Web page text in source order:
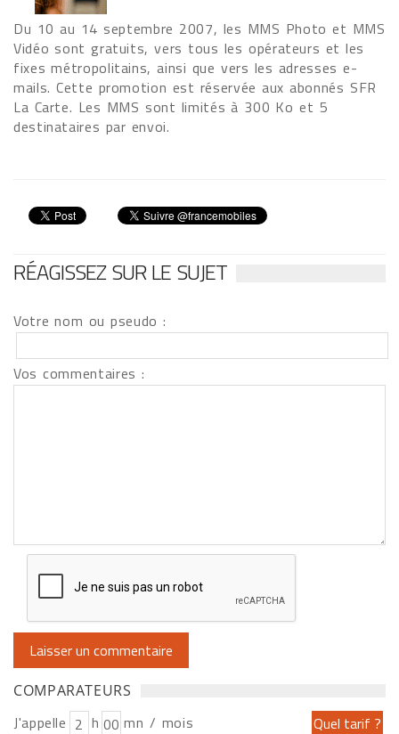
Du 10 au 14 septembre 2007, les MMS Photo et MMS
Vidéo sont gratuits, vers tous les opérateurs et les
fixes métropolitains, ainsi que vers les adresses e-
mails. Cette promotion est réservée aux abonnés SFR
La Carte. Les MMS sont limités à 300 Ko et 5
destinataires par envoi.
RÉAGISSEZ SUR LE SUJET
Votre nom ou pseudo :
Vos commentaires :
COMPARATEURS
J'appelle h
mn / mois